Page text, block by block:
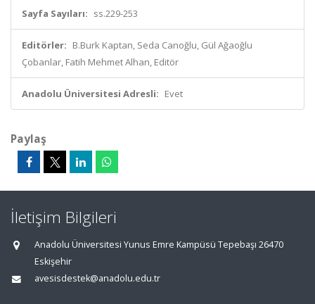
Sayfa Sayıları: ss.229-253
Editörler: B.Burk Kaptan, Seda Canoğlu, Gül Ağaoğlu
Çobanlar, Fatih Mehmet Alhan, Editör
Anadolu Üniversitesi Adresli: Evet
Paylaş
İletişim Bilgileri
Anadolu Üniversitesi Yunus Emre Kampüsü Tepebaşı 26470
Eskişehir
avesisdestek@anadolu.edu.tr